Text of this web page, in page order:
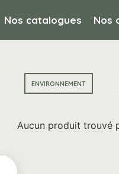
Nos catalogues Nos
ENVIRONNEMENT
Aucun produit trouvé